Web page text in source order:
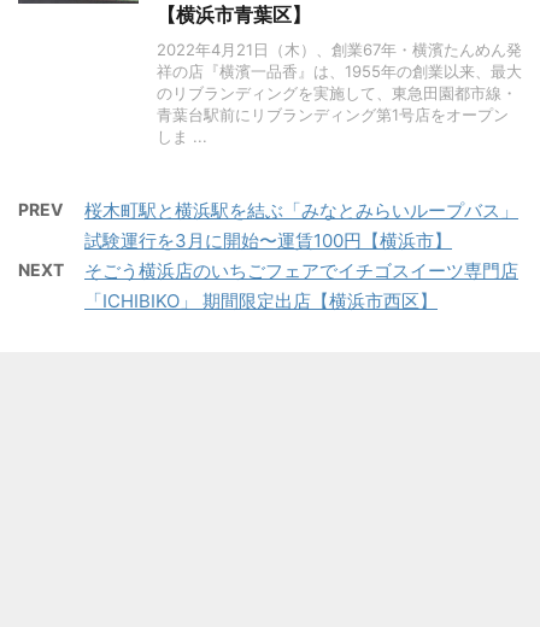
【横浜市青葉区】
2022年4月21日（木）、創業67年・横濱たんめん発
祥の店『横濱一品香』は、1955年の創業以来、最大
のリブランディングを実施して、東急田園都市線・
青葉台駅前にリブランディング第1号店をオープン
しま ...
PREV
桜木町駅と横浜駅を結ぶ「みなとみらいループバス」
試験運行を3月に開始〜運賃100円【横浜市】
NEXT
そごう横浜店のいちごフェアでイチゴスイーツ専門店
「ICHIBIKO」 期間限定出店【横浜市西区】